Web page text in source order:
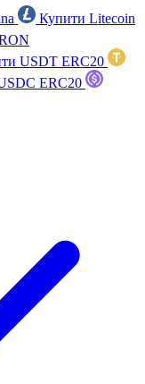
Купити Litecoin
USDT ERC20
ERC20